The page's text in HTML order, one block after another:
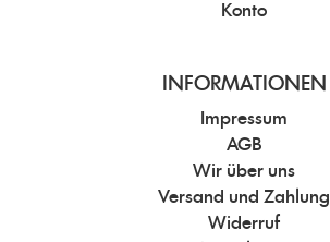
Konto
INFORMATIONEN
Impressum
AGB
Wir über uns
Versand und Zahlung
Widerruf